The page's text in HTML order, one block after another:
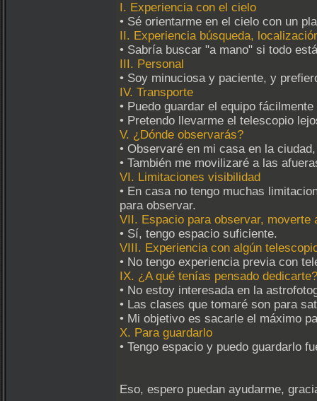
I. Experiencia con el cielo
• Sé orientarme en el cielo con un
II. Experiencia búsqueda,
• Sabría buscar "a mano" si todo
III. Personal
• Soy minuciosa y paciente, y
IV. Transporte
• Puedo guardar el equipo
• Pretendo llevarme el telescopio
V. ¿Dónde observarás?
• Observaré en mi casa en la
• También me movilizaré a las
VI. Limitaciones visibilidad
• En casa no tengo muchas
para observar.
VII. Espacio para observar, moverte
• Sí, tengo espacio suficiente.
VIII. Experiencia con algún
• No tengo experiencia previa con
IX. ¿A qué tenías pensado
• No estoy interesada en la
• Las clases que tomaré son para
• Mi objetivo es sacarle el máximo
X. Para guardarlo
• Tengo espacio y puedo guardarlo
Eso, espero puedan ayudarme,